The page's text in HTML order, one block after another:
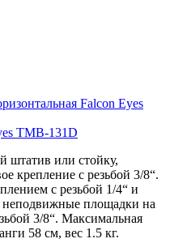
TMB-131D
штатив или стойку,
крепление с резьбой 3/8“.
с резьбой 1/4“ и
неподвижные площадки на
3/8“. Максимальная
58 см, вес 1.5 кг.